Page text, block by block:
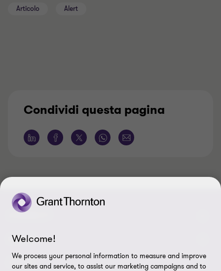
Articolo Alert
Condividi questa pagina
CONNECT
Contattaci
I nostri professionisti
ABOUT
Chi siamo
LEGAL
Welcome!
We process your personal information to measure and improve
our sites and service, to assist our marketing campaigns and to